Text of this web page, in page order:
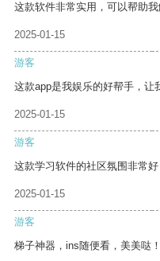
这款软件非常实用，可以帮助我
2025-01-15
游客
这款app是我娱乐的好帮手，让
2025-01-15
游客
这款学习软件的社区氛围非常
2025-01-15
游客
梯子神器，ins随便看，美美哒！